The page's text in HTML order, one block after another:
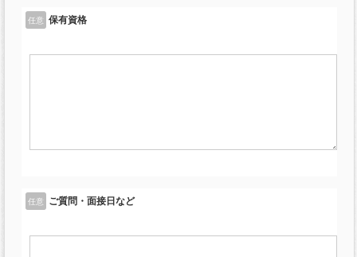
任意 保有資格
任意 ご質問・面接日など